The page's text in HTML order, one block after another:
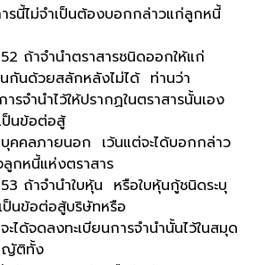
ำเป็นต้องบอกกล่าวแก่ลูกหนี้
นำตราสารชนิดออกให้แก่
นกันด้วยสลักหลังไม่ได้ ท่านว่า
จำนำไว้ให้ปรากฏในตราสารนั้นเอง
ป็นข้อต่อสู้
คคลภายนอก เว้นแต่จะได้บอกกล่าว
ลูกหนี้แห่งตราสาร
นำใบหุ้น หรือใบหุ้นกู้ชนิดระบุ
นข้อต่อสู้บริษัทหรือ
ได้จดลงทะเบียนการจำนำนั้นไว้ในสมุด
ญัติทั้ง